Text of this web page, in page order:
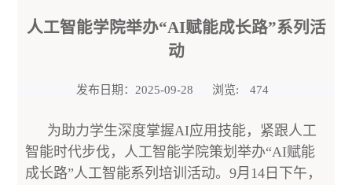
人工智能学院举办“AI赋能成长路”系列活
动
发布日期：2025-09-28 浏览: 474
为助力学生深度掌握AI应用技能，紧跟人工
智能时代步伐，人工智能学院策划举办“AI赋能
成长路”人工智能系列培训活动。9月14日下午，